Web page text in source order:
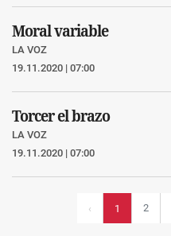
Moral variable
LA VOZ
19.11.2020 | 07:00
Torcer el brazo
LA VOZ
19.11.2020 | 07:00
‹ 1 2